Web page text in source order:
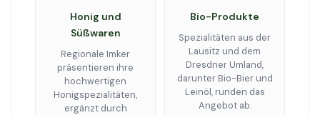
Honig und
Süßwaren
Regionale Imker
präsentieren ihre
hochwertigen
Honigspezialitäten,
ergänzt durch
Bio-Produkte
Spezialitäten aus der
Lausitz und dem
Dresdner Umland,
darunter Bio-Bier und
Leinöl, runden das
Angebot ab.